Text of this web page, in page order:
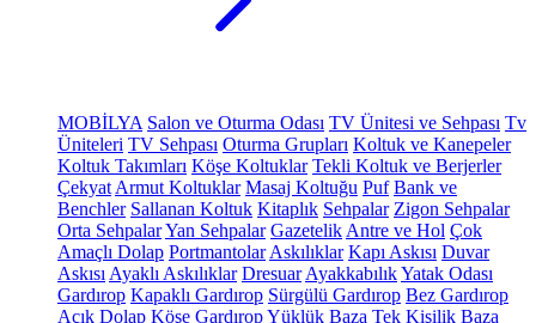
MOBİLYA Salon ve Oturma Odası TV Ünitesi ve Sehpası Tv
Üniteleri TV Sehpası Oturma Grupları Koltuk ve Kanepeler
Koltuk Takımları Köşe Koltuklar Tekli Koltuk ve Berjerler
Çekyat Armut Koltuklar Masaj Koltuğu Puf Bank ve
Benchler Sallanan Koltuk Kitaplık Sehpalar Zigon Sehpalar
Orta SehpalarYan Sehpalar Gazetelik Antre ve Hol Çok
Amaçlı Dolap Portmantolar Askılıklar Kapı Askısı Duvar
Askısı Ayaklı Askılıklar Dresuar AyakkabılıkYatak Odası
Gardırop Kapaklı Gardırop Sürgülü Gardırop Bez Gardırop
Açık Dolap Köşe GardıropYüklük Baza Tek Kişilik Baza